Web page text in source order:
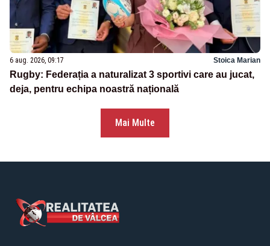
6 aug. 2026, 09:17 Stoica Marian
Rugby: Federația a naturalizat 3 sportivi care au jucat,
deja, pentru echipa noastră națională
Mai Multe